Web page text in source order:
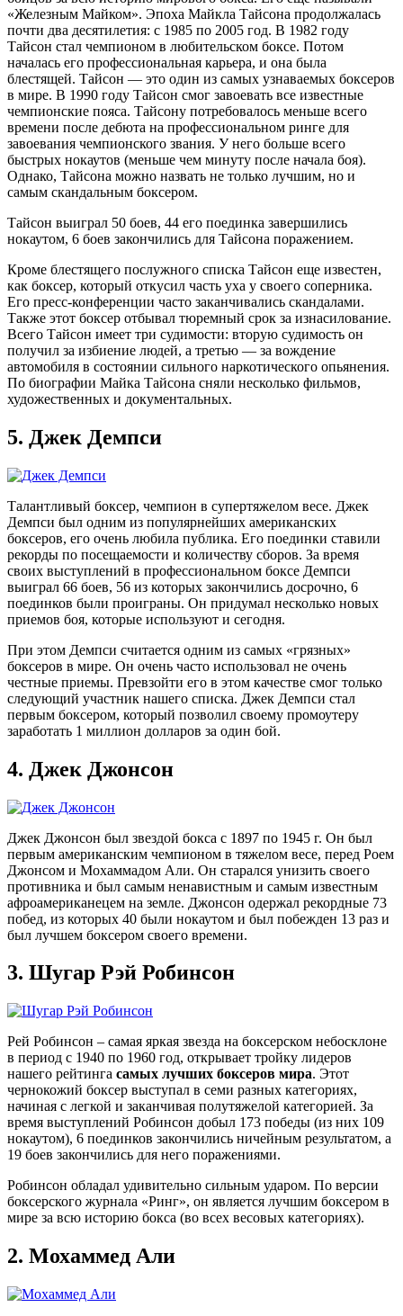
«Железным Майком». Эпоха Майкла Тайсона продолжалась
почти два десятилетия: с 1985 по 2005 год. В 1982 году
Тайсон стал чемпионом в любительском боксе. Потом
началась его профессиональная карьера, и она была
блестящей. Тайсон — это один из самых узнаваемых боксеров
в мире. В 1990 году Тайсон смог завоевать все известные
чемпионские пояса. Тайсону потребовалось меньше всего
времени после дебюта на профессиональном ринге для
завоевания чемпионского звания. У него больше всего
быстрых нокаутов (меньше чем минуту после начала боя).
Однако, Тайсона можно назвать не только лучшим, но и
самым скандальным боксером.
Тайсон выиграл 50 боев, 44 его поединка завершились
нокаутом, 6 боев закончились для Тайсона поражением.
Кроме блестящего послужного списка Тайсон еще известен,
как боксер, который откусил часть уха у своего соперника.
Его пресс-конференции часто заканчивались скандалами.
Также этот боксер отбывал тюремный срок за изнасилование.
Всего Тайсон имеет три судимости: вторую судимость он
получил за избиение людей, а третью — за вождение
автомобиля в состоянии сильного наркотического опьянения.
По биографии Майка Тайсона сняли несколько фильмов,
художественных и документальных.
5. Джек Демпси
Талантливый боксер, чемпион в супертяжелом весе. Джек
Демпси был одним из популярнейших американских
боксеров, его очень любила публика. Его поединки ставили
рекорды по посещаемости и количеству сборов. За время
своих выступлений в профессиональном боксе Демпси
выиграл 66 боев, 56 из которых закончились досрочно, 6
поединков были проиграны. Он придумал несколько новых
приемов боя, которые используют и сегодня.
При этом Демпси считается одним из самых «грязных»
боксеров в мире. Он очень часто использовал не очень
честные приемы. Превзойти его в этом качестве смог только
следующий участник нашего списка. Джек Демпси стал
первым боксером, который позволил своему промоутеру
заработать 1 миллион долларов за один бой.
4. Джек Джонсон
Джек Джонсон был звездой бокса с 1897 по 1945 г. Он был
первым американским чемпионом в тяжелом весе, перед Роем
Джонсом и Мохаммадом Али. Он старался унизить своего
противника и был самым ненавистным и самым известным
афроамериканецем на земле. Джонсон одержал рекордные 73
побед, из которых 40 были нокаутом и был побежден 13 раз и
был лучшем боксером своего времени.
3. Шугар Рэй Робинсон
Рей Робинсон – самая яркая звезда на боксерском небосклоне
в период с 1940 по 1960 год, открывает тройку лидеров
нашего рейтинга самых лучших боксеров мира. Этот
чернокожий боксер выступал в семи разных категориях,
начиная с легкой и заканчивая полутяжелой категорией. За
время выступлений Робинсон добыл 173 победы (из них 109
нокаутом), 6 поединков закончились ничейным результатом, а
19 боев закончились для него поражениями.
Робинсон обладал удивительно сильным ударом. По версии
боксерского журнала «Ринг», он является лучшим боксером в
мире за всю историю бокса (во всех весовых категориях).
2. Мохаммед Али